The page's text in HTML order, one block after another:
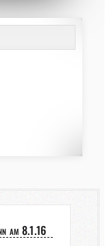
am 8.1.16